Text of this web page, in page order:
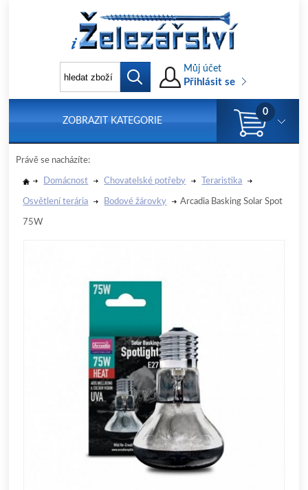
Můj účet
Přihlásit se
ZOBRAZIT KATEGORIE
0
Právě se nacházíte:
Domácnost Chovatelské potřeby Teraristika
Osvětlení terária Bodové žárovky Arcadia Basking Solar Spot
75W